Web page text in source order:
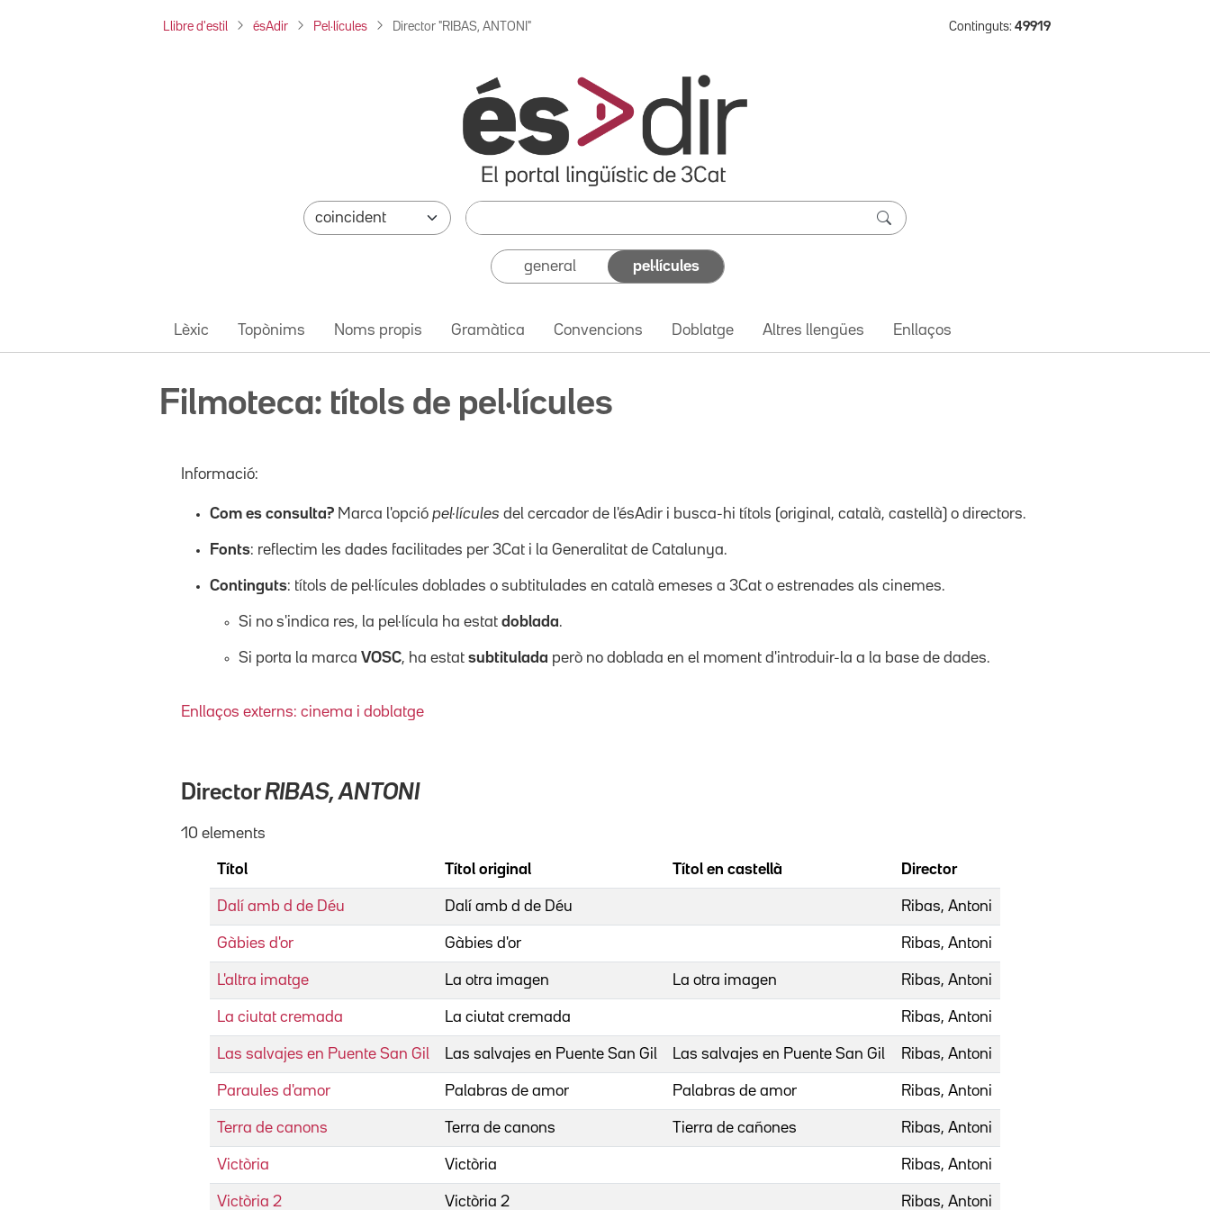
Llibre d'estil ésAdir Pel·lícules Director "RIBAS, ANTONI" Continguts: 49919
general pel·lícules
Lèxic Topònims Noms propis Gramàtica Convencions Doblatge Altres llengües Enllaços
Filmoteca: títols de pel·lícules
Informació:
Com es consulta? Marca l'opció pel·lícules del cercador de l'ésAdir i busca-hi títols (original, català, castellà) o directors.
Fonts: reflectim les dades facilitades per 3Cat i la Generalitat de Catalunya.
Continguts: títols de pel·lícules doblades o subtitulades en català emeses a 3Cat o estrenades als cinemes.
Si no s'indica res, la pel·lícula ha estat doblada.
Si porta la marca VOSC, ha estat subtitulada però no doblada en el moment d'introduir-la a la base de dades.
Enllaços externs: cinema i doblatge
Director RIBAS, ANTONI
10 elements
Títol Títol original Títol en castellà Director
Dalí amb d de Déu Dalí amb d de Déu Ribas, Antoni
Gàbies d'or Gàbies d'or Ribas, Antoni
L'altra imatge La otra imagen La otra imagen Ribas, Antoni
La ciutat cremada La ciutat cremada Ribas, Antoni
Las salvajes en Puente San Gil Las salvajes en Puente San Gil Las salvajes en Puente San Gil Ribas, Antoni
Paraules d'amor Palabras de amor Palabras de amor Ribas, Antoni
Terra de canons Terra de canons Tierra de cañones Ribas, Antoni
Victòria Victòria Ribas, Antoni
Victòria 2 Victòria 2 Ribas, Antoni